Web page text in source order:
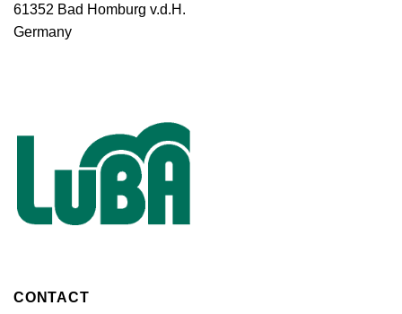
61352 Bad Homburg v.d.H.
Germany
CONTACT